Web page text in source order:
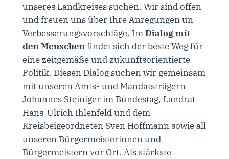
unseres Landkreises suchen. Wir sind offen
und freuen uns über Ihre Anregungen un
Verbesserungsvorschläge. ImDialog mit
den Menschenfindet sich der beste Weg für
eine zeitgemäße und zukunftsorientierte
Politik. Diesen Dialog suchen wir gemeinsam
mit unseren Amts- und Mandatsträgern
Johannes Steiniger im Bundestag, Landrat
Hans-Ulrich Ihlenfeld und dem
Kreisbeigeordneten Sven Hoffmann sowie all
unseren Bürgermeisterinnen und
Bürgermeistern vor Ort. Als stärkste